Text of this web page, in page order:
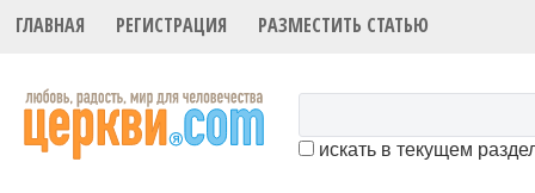
ГЛАВНАЯ РЕГИСТРАЦИЯ РАЗМЕСТИТЬ СТАТЬЮ
искать в текущем